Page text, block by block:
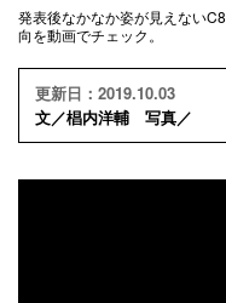
発表後なかなか姿が見えない
向を動画でチェック。
更新日：2019.10.03
文／椙内洋輔 写真／